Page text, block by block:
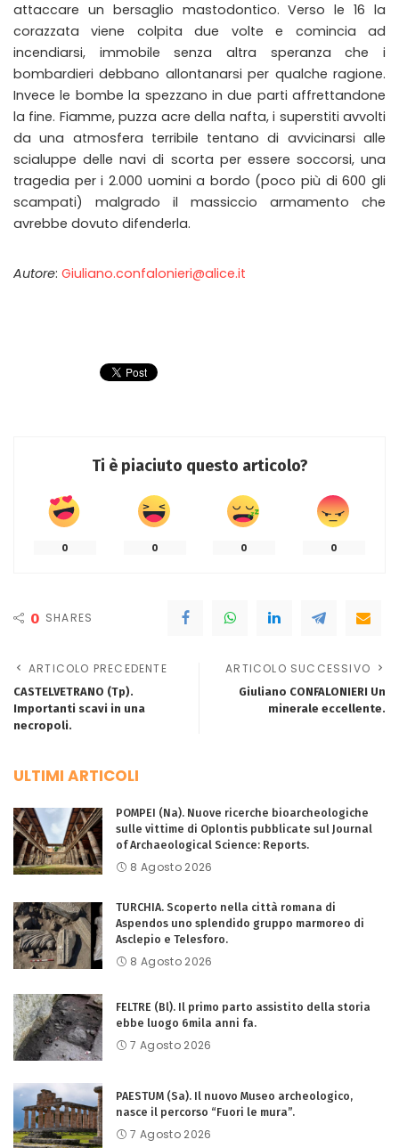
attaccare un bersaglio mastodontico. Verso le 16 la
corazzata viene colpita due volte e comincia ad
incendiarsi, immobile senza altra speranza che i
bombardieri debbano allontanarsi per qualche ragione.
Invece le bombe la spezzano in due parti affrettandone
la fine. Fiamme, puzza acre della nafta, i superstiti avvolti
da una atmosfera terribile tentano di avvicinarsi alle
scialuppe delle navi di scorta per essere soccorsi, una
tragedia per i 2.000 uomini a bordo (poco più di 600 gli
scampati) malgrado il massiccio armamento che
avrebbe dovuto difenderla.
Autore: Giuliano.confalonieri@alice.it
Ti è piaciuto questo articolo?
0 0 0 0
0 SHARES
ARTICOLO PRECEDENTE
CASTELVETRANO (Tp).
Importanti scavi in una
necropoli.
ARTICOLO SUCCESSIVO
Giuliano CONFALONIERI Un
minerale eccellente.
ULTIMI ARTICOLI
POMPEI (Na). Nuove ricerche bioarcheologiche
sulle vittime di Oplontis pubblicate sul Journal
of Archaeological Science: Reports.
8 Agosto 2026
TURCHIA. Scoperto nella città romana di
Aspendos uno splendido gruppo marmoreo di
Asclepio e Telesforo.
8 Agosto 2026
FELTRE (Bl). Il primo parto assistito della storia
ebbe luogo 6mila anni fa.
7 Agosto 2026
PAESTUM (Sa). Il nuovo Museo archeologico,
nasce il percorso “Fuori le mura”.
7 Agosto 2026